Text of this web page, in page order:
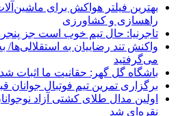
بهترین فیلتر هواکش برای
راهسازی و کشاورزی
تاجرنیا: حال تیم خوب است جز
واکنش تند رضاییان به استقلالی‌ها/
می‌گرفتید
باشگاه گل گهر: حقانیت ما اثبات شد
برگزاری تمرین تیم فوتبال جوانان
اولین مدال طلای کشتی آزاد
نقره‌ای شد